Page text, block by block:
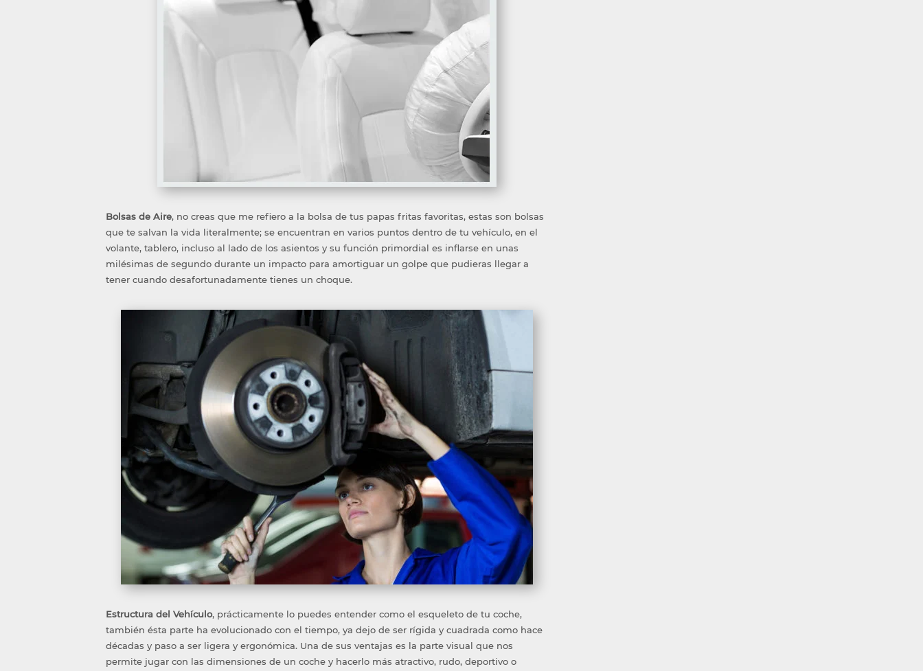
Bolsas de Aire, no creas que me refiero a la bolsa de tus papas fritas favoritas, estas son bolsas
que te salvan la vida literalmente; se encuentran en varios puntos dentro de tu vehículo, en el
volante, tablero, incluso al lado de los asientos y su función primordial es inflarse en unas
milésimas de segundo durante un impacto para amortiguar un golpe que pudieras llegar a
tener cuando desafortunadamente tienes un choque.
Estructura del Vehículo, prácticamente lo puedes entender como el esqueleto de tu coche,
también ésta parte ha evolucionado con el tiempo, ya dejo de ser rígida y cuadrada como hace
décadas y paso a ser ligera y ergonómica. Una de sus ventajas es la parte visual que nos
permite jugar con las dimensiones de un coche y hacerlo más atractivo, rudo, deportivo o